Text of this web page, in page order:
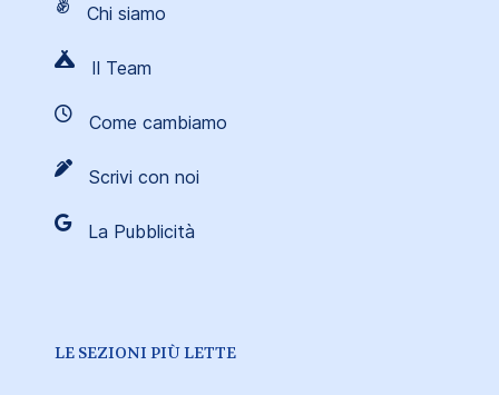
Chi siamo
Il Team
Come cambiamo
Scrivi con noi
La Pubblicità
LE SEZIONI PIÙ LETTE